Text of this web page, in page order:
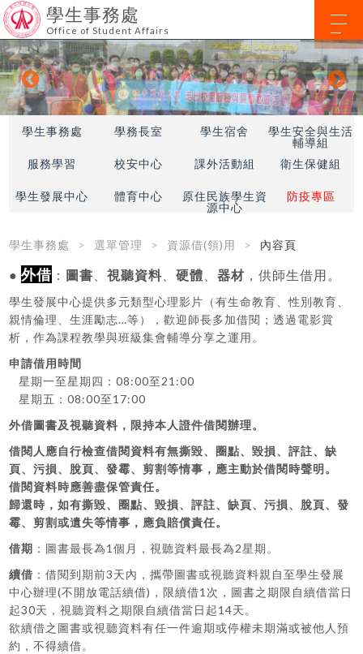
學生事務處
Office of Student Affairs
學生事務處 學務長室 學生宿舍
學生安全與生活
輔導組
服務學習
校安中心 課外活動組 衛生保健組
學生發展中心 體育中心
原住民族學生資
源中心
防疫專區
學生事務處 選單管理 資源借(領)用 內容頁
●外借 ： 圖書 、視聽資料 、硬體 、器材 ，供師生借用。
學生發展中心提供多元類型心理影片（有生命教育、性別教育、
親情倫理、生涯勵志…等），歡迎師長多加借閱；透過電影賞
析，作為課程教學與班級集會輔導分享之運用。
申請借用時間
星期一至星期四：08:00至21:00
星期五：08:00至17:00
外借圖書及視聽資料，限持本人證件借閱辦理。
借閱人應自行檢查借閱資料有無撕毀、圈點、毀損、評註、缺
頁、污損、脫頁、發霉、剪割等情事，應主動於借閱時聲明。
借閱資料時應善盡保管責任。
歸還時，如有撕毀、圈點、毀損、評註、缺頁、污損、脫頁、發
霉、剪割或遺失等情事，應負賠償責任。
借期 ：圖書最長為1個月，視聽資料最長為2星期。
續借 ：借閱到期前3天內，攜帶圖書或視聽資料親自至學生發展
中心辦理(不開放電話續借)，限續借1次，圖書之期限自續借當日
起30天，視聽資料之期限自續借當日起14天。
欲續借之圖書或視聽資料有任一件逾期或停權未期滿或被他人預
約，不得續借。